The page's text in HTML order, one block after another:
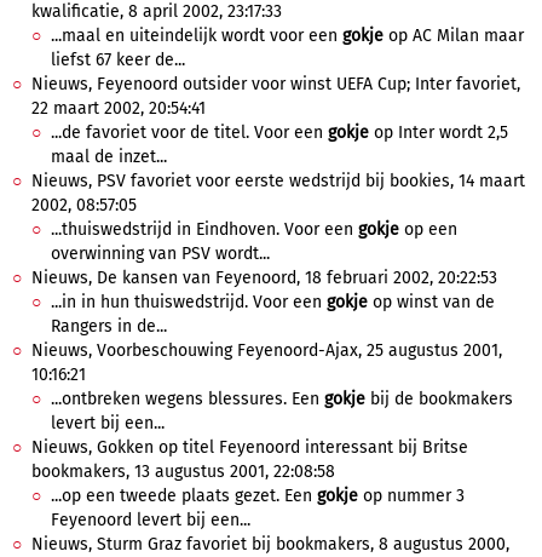
kwalificatie, 8 april 2002, 23:17:33
...maal en uiteindelijk wordt voor een gokje op AC Milan maar
liefst 67 keer de...
Nieuws, Feyenoord outsider voor winst UEFA Cup; Inter favoriet,
22 maart 2002, 20:54:41
...de favoriet voor de titel. Voor een gokje op Inter wordt 2,5
maal de inzet...
Nieuws, PSV favoriet voor eerste wedstrijd bij bookies, 14 maart
2002, 08:57:05
...thuiswedstrijd in Eindhoven. Voor een gokje op een
overwinning van PSV wordt...
Nieuws, De kansen van Feyenoord, 18 februari 2002, 20:22:53
...in in hun thuiswedstrijd. Voor een gokje op winst van de
Rangers in de...
Nieuws, Voorbeschouwing Feyenoord-Ajax, 25 augustus 2001,
10:16:21
...ontbreken wegens blessures. Een gokje bij de bookmakers
levert bij een...
Nieuws, Gokken op titel Feyenoord interessant bij Britse
bookmakers, 13 augustus 2001, 22:08:58
...op een tweede plaats gezet. Een gokje op nummer 3
Feyenoord levert bij een...
Nieuws, Sturm Graz favoriet bij bookmakers, 8 augustus 2000,